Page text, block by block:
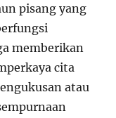
pisang yang
memberikan
cita
atau